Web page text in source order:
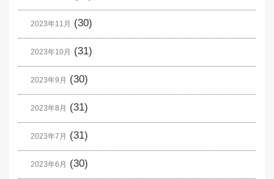
2023年11月 (30)
2023年10月 (31)
2023年9月 (30)
2023年8月 (31)
2023年7月 (31)
2023年6月 (30)